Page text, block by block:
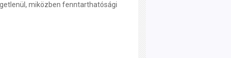
miközben fenntarthatósági